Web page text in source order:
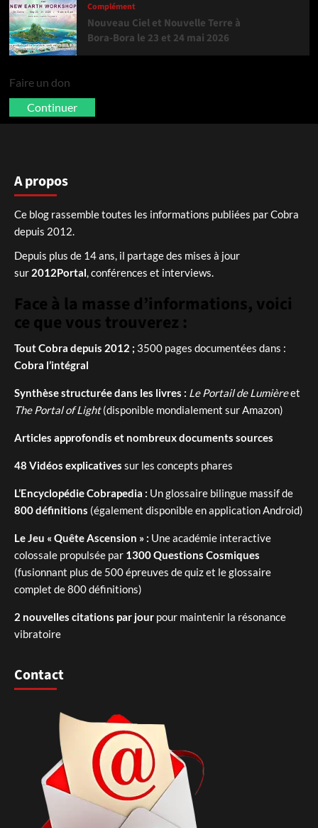
Complément
Nouveau Ciel et Nouvelle Terre à
Bora-Bora le 23 et 24 mai 2026
Faire un don
Continuer
A propos
Ce blog rassemble toutes les informations publiées par Cobra
depuis 2012.
Depuis plus de 14 ans, il partage des mises à jour
sur 2012Portal, conférences et interviews.
Face à la masse d’informations, voici
ce que vous trouverez :
Tout Cobra depuis 2012 ; 3500 pages documentées dans :
Cobra l’intégral
Synthèse structurée dans les livres : Le Portail de Lumièreet
The Portal of Light(disponible mondialement sur Amazon)
Articles approfondis et nombreux documents sources
48 Vidéos explicatives sur les concepts phares
L’Encyclopédie Cobrapedia : Un glossaire bilingue massif de
800 définitions (également disponible en application Android)
Le Jeu « Quête Ascension » : Une académie interactive
colossale propulsée par 1300 Questions Cosmiques
(fusionnant plus de 500 épreuves de quiz et le glossaire
complet de 800 définitions)
2 nouvelles citations par jour pour maintenir la résonance
vibratoire
Contact